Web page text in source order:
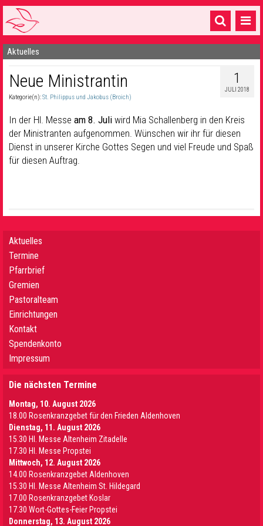
Startseite
1 Pfarrei
16 Gemeinden & mehr
Gottesdienste & Sinnsuche
Sakramente & Feste
Aktuelles
1
JULI 2018
Neue Ministrantin
Kategorie(n):St. Philippus und Jakobus (Broich)
In der Hl. Messe am 8. Juli wird Mia Schallenberg in den Kreis
der Ministranten aufgenommen. Wünschen wir ihr für diesen
Dienst in unserer Kirche Gottes Segen und viel Freude und Spaß
für diesen Auftrag.
Aktuelles
Termine
Pfarrbrief
Gremien
Pastoralteam
Einrichtungen
Kontakt
Spendenkonto
Impressum
Die nächsten Termine
Montag, 10. August 2026
18.00 Rosenkranzgebet für den Frieden Aldenhoven
Dienstag, 11. August 2026
15.30 Hl. Messe Altenheim Zitadelle
17.30 Hl. Messe Propstei
Mittwoch, 12. August 2026
14.00 Rosenkranzgebet Aldenhoven
15.30 Hl. Messe Altenheim St. Hildegard
17.00 Rosenkranzgebet Koslar
17.30 Wort-Gottes-Feier Propstei
Donnerstag, 13. August 2026